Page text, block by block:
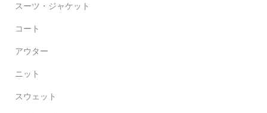
スーツ・ジャケット
コート
アウター
ニット
スウェット